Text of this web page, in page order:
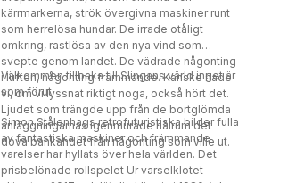
rollpersonerna undersöka vad det är som
egentligen händer i den lokala videobutiken.
*Sätramumien. Det tisslas och tasslas i
skolkorridorerna. Mumien är tillbaka. Den
syns om kvällarna nere vid sjön. Det är som
den letar efter något. Eller hungrar. Det blir
rollpersonernas uppgift att lösa mysteriet.
*Ett blandband fullt av mysterier. Åtta korta
mysterier inspirerade av klassiska poplåtar
från 80-talet. *Ritningar,
bakgrundsinformation och äventyrskrokar för
kärrmarkerna, strök övergivna maskiner runt
som herrelösa hundar. De irrade otåligt
omkring, rastlösa av den nya vind som
svepte genom landet. De vädrade någonting
i luften, någonting främmande. Kanske hade
vi, om vi lyssnat riktigt noga, också hört det.
Ljudet som trängde upp från de bortglömda
anläggningarnas igenmurade hålrum det
dova bankandet från någonting som ville ut.
Välkommen tillbaka till Slingans värld inget är
som förut.
Simon Stålenhags retrofuturistiska bilder fulla
av fantastiska maskiner och främmande
varelser har hyllats över hela världen. Det
prisbelönade rollspelet Ur varselklotet